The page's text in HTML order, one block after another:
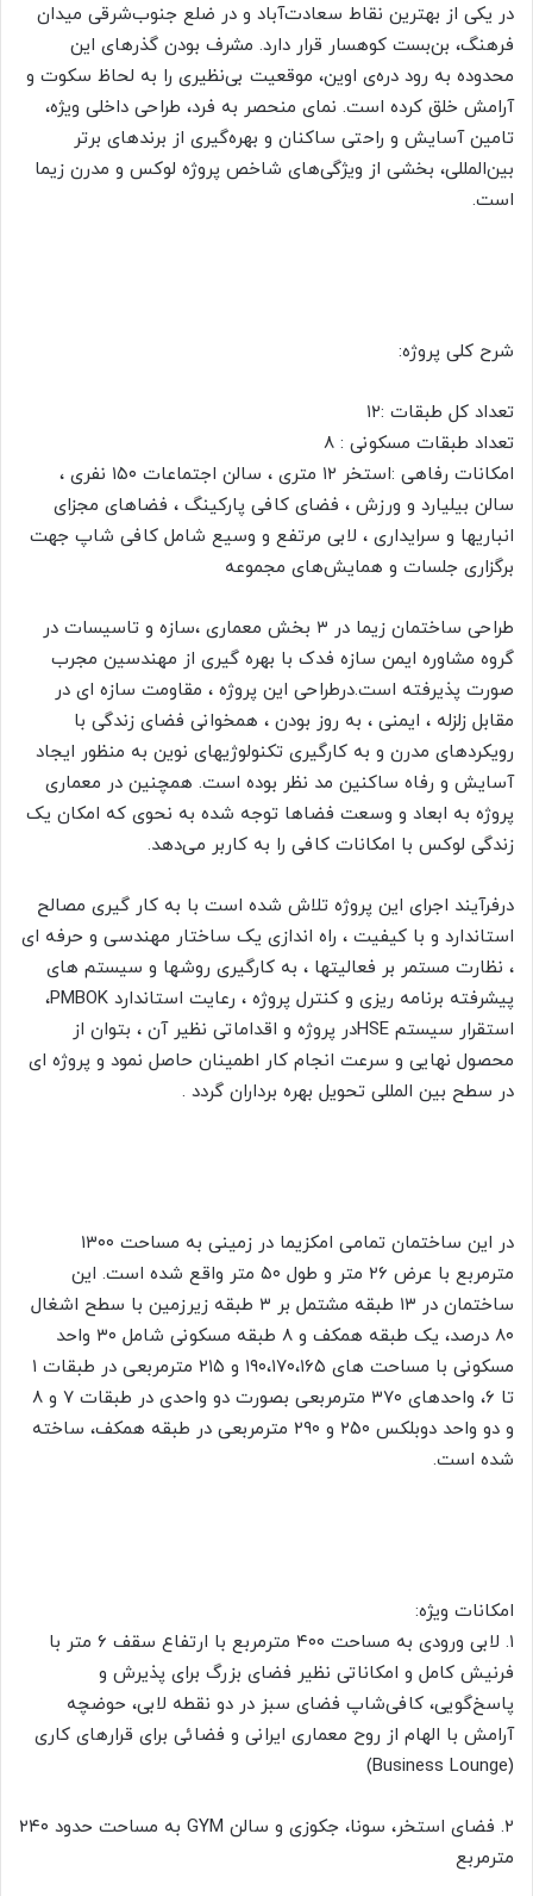
در یکی از بهترین نقاط سعادت‌آباد و در ضلع جنوب‌شرقی میدان
فرهنگ، بن‌بست کوهسار قرار دارد. مشرف بودن گذرهای این
محدوده به رود دره‌ی اوین، موقعیت بی‌نظیری را به لحاظ سکوت و
آرامش خلق کرده است. نمای منحصر به فرد، طراحی داخلی ویژه،
تامین آسایش و راحتی ساکنان و بهره‌گیری از برندهای برتر
بین‌المللی، بخشی از ویژگی‌های شاخص پروژه لوکس و مدرن زیما
است.
شرح کلی پروژه:
تعداد کل طبقات :۱۲
تعداد طبقات مسکونی : ۸
امکانات رفاهی :استخر ۱۲ متری ، سالن اجتماعات ۱۵۰ نفری ،
سالن بیلیارد و ورزش ، فضای کافی پارکینگ ، فضاهای مجزای
انباریها و سرایداری ، لابی مرتفع و وسیع شامل کافی شاپ جهت
برگزاری جلسات و همایش‌های مجموعه
طراحی ساختمان زیما در ۳ بخش معماری ،سازه و تاسیسات در
گروه مشاوره ایمن سازه فدک با بهره گیری از مهندسین مجرب
صورت پذیرفته است.درطراحی این پروژه ، مقاومت سازه ای در
مقابل زلزله ، ایمنی ، به روز بودن ، همخوانی فضای زندگی با
رویکردهای مدرن و به کارگیری تکنولوژیهای نوین به منظور ایجاد
آسایش و رفاه ساکنین مد نظر بوده است. همچنین در معماری
پروژه به ابعاد و وسعت فضاها توجه شده به نحوی که امکان یک
زندگی لوکس با امکانات کافی را به کاربر می‌دهد.
درفرآیند اجرای این پروژه تلاش شده است با به کار گیری مصالح
استاندارد و با کیفیت ، راه اندازی یک ساختار مهندسی و حرفه ای
، نظارت مستمر بر فعالیتها ، به کارگیری روشها و سیستم های
پیشرفته برنامه ریزی و کنترل پروژه ، رعایت استاندارد PMBOK،
استقرار سیستم HSEدر پروژه و اقداماتی نظیر آن ، بتوان از
محصول نهایی و سرعت انجام کار اطمینان حاصل نمود و پروژه ای
در سطح بین المللی تحویل بهره برداران گردد .
در این ساختمان تمامی امکزیما در زمینی به مساحت ۱۳۰۰
مترمربع با عرض ۲۶ متر و طول ۵۰ متر واقع شده است. این
ساختمان در ۱۳ طبقه مشتمل بر ۳ طبقه زیرزمین با سطح اشغال
۸۰ درصد، یک طبقه همکف و ۸ طبقه مسکونی شامل ۳۰ واحد
مسکونی با مساحت های ۱۹۰،۱۷۰،۱۶۵ و ۲۱۵ مترمربعی در طبقات ۱
تا ۶، واحدهای ۳۷۰ مترمربعی بصورت دو واحدی در طبقات ۷ و ۸
و دو واحد دوبلکس ۲۵۰ و ۲۹۰ مترمربعی در طبقه همکف، ساخته
شده است.
امکانات ویژه:
۱. لابی ورودی به مساحت ۴۰۰ مترمربع با ارتفاع سقف ۶ متر با
فرنیش کامل و امکاناتی نظیر فضای بزرگ برای پذیرش و
پاسخ‌گویی، کافی‌شاپ فضای سبز در دو نقطه لابی، حوضچه
آرامش با الهام از روح معماری ایرانی و فضائی برای قرارهای کاری
(Business Lounge)
۲. فضای استخر، سونا، جکوزی و سالن GYM به مساحت حدود ۲۴۰
مترمربع